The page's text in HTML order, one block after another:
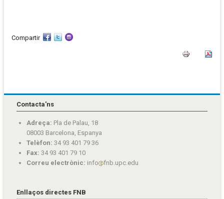
Compartir
Contacta'ns
Adreça: Pla de Palau, 18
08003 Barcelona, Espanya
Telèfon: 34 93 401 79 36
Fax: 34 93 401 79 10
Correu electrònic: info fnb.upc.edu
Enllaços directes FNB